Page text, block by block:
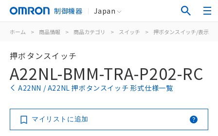
制御機器 Japan
ホーム > 商品情報 > 商品カテゴリ > スイッチ > 押ボタンスイッチ/表示灯
押ボタンスイッチ
A22NL-BMM-TRA-P202-RC
A22NN / A22NL 押ボタンスイッチ 形式仕様一覧
マイリストに追加